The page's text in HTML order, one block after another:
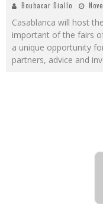
Boubacar Diallo
Casablanca will host
important of the fairs
a unique opportunity
partners, advice and